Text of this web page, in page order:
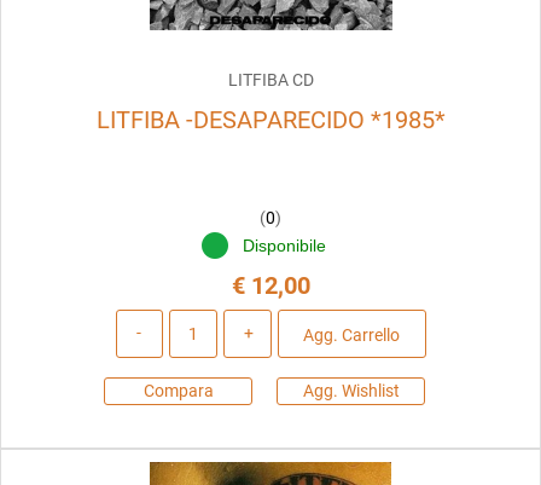
LITFIBA CD
LITFIBA -DESAPARECIDO *1985*
(0)
Disponibile
€ 12,00
Agg. Carrello
Compara Agg. Wishlist